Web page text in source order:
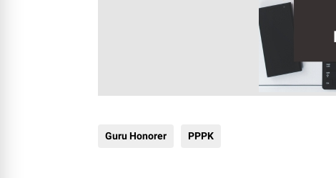
Guru Honorer PPPK